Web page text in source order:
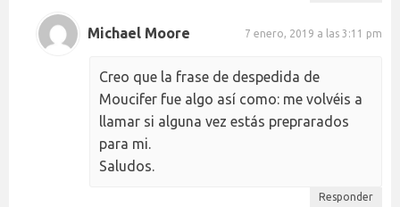
Michael Moore 7 enero, 2019 a las 3:11 pm
Creo que la frase de despedida de
Moucifer fue algo así como: me volvéis a
llamar si alguna vez estás preprarados
para mi.
Saludos.
Responder